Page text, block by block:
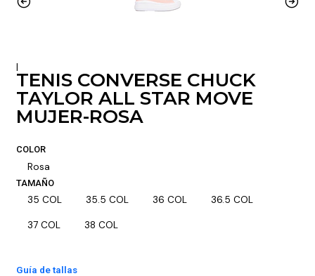
|
TENIS CONVERSE CHUCK
TAYLOR ALL STAR MOVE
MUJER-ROSA
COLOR
Rosa
TAMAÑO
35 COL 35.5 COL 36 COL 36.5 COL
37 COL 38 COL
Guía de tallas